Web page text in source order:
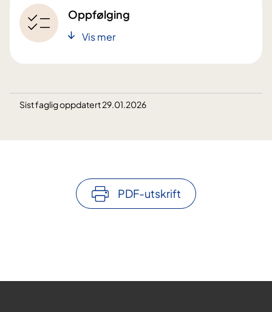
Oppfølging
Vis mer
Sist faglig oppdatert 29.01.2026
PDF-utskrift